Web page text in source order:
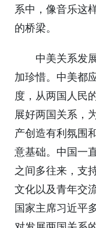
系中，像音乐这
的桥梁。
中美关系发展
加珍惜。中美都
度，从两国人民
展好两国关系，
产创造有利氛围
意基础。中国一
之间多往来，支
文化以及青年交
国家主席习近平